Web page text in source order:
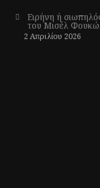
Ειρήνη ή
του Μισέλ Φουκώ
2 Απριλίου 2026